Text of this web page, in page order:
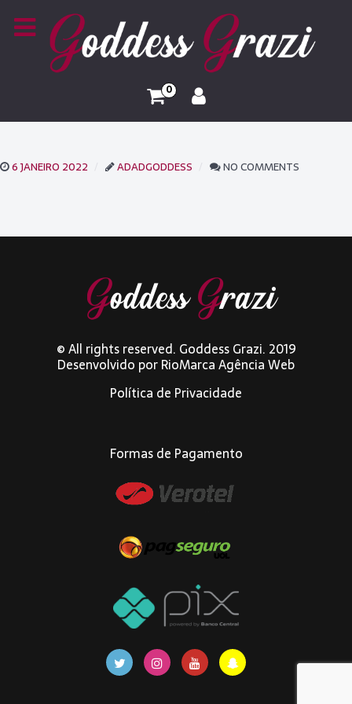
0
6 JANEIRO 2022 ADADGODDESS NO COMMENTS
© All rights reserved. Goddess Grazi. 2019
Desenvolvido porRioMarca Agência Web
Política de Privacidade
Formas de Pagamento